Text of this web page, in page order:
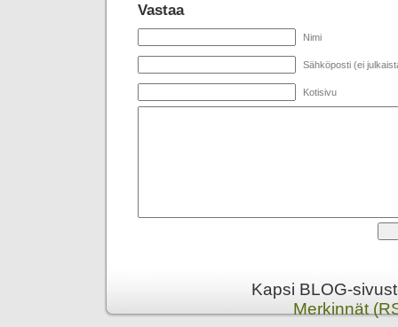
Vastaa
Nimi
Sähköposti (ei
Kotisivu
Kapsi BLOG-
Merkinnät